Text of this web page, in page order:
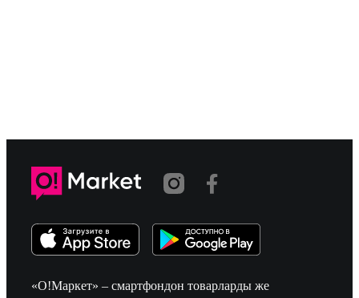
«О!Маркет» – смартфондон товарларды же